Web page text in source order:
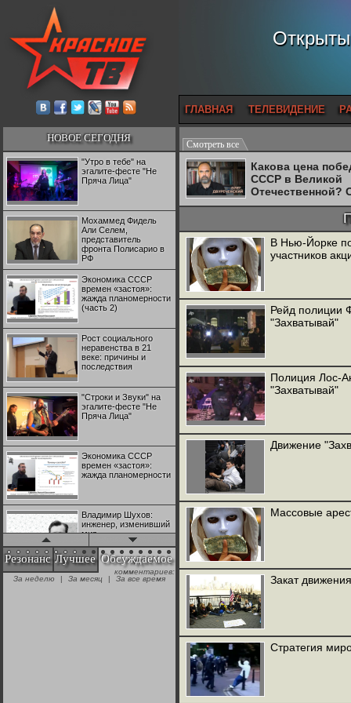
ГЛАВНАЯ ТЕЛЕВИДЕНИЕ
НОВОЕ СЕГОДНЯ
"Утро в тебе" на
эгалите-фесте "Не
Пряча Лица"
Мохаммед Фидель
Али Селем,
представитель
фронта Полисарио в
РФ
Экономика СССР
времен «застоя»:
жажда планомерности
(часть 2)
Рост социального
неравенства в 21
веке: причины и
последствия
"Строки и Звуки" на
эгалите-фесте "Не
Пряча Лица"
Экономика СССР
времен «застоя»:
жажда планомерности
Владимир Шухов:
инженер, изменивший
мир
"Аркадий Коц" на
эгалите-фесте "Не
Резонанс Лучшее Обсуждаемое
комментариев:
За неделю
| За месяц | За все время
Смотреть все
Какова цена
СССР в Великой
Отечественной?
Двуреченский о
В Нью-Йорке
участников
Рейд полиции
"Захватывай"
Полиция Лос-
"Захватывай"
Движение
Массовые
Закат
Стратегия